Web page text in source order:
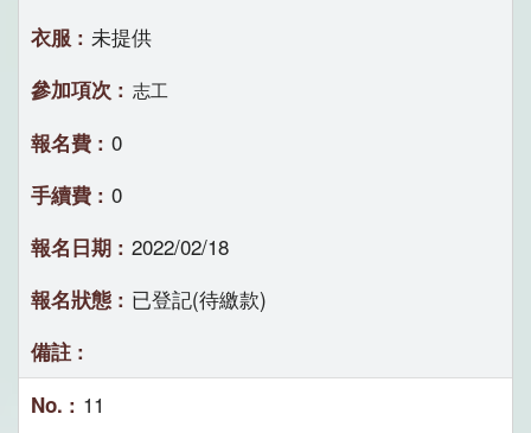
未提供
志工
0
0
2022/02/18
已登記(待繳款)
11